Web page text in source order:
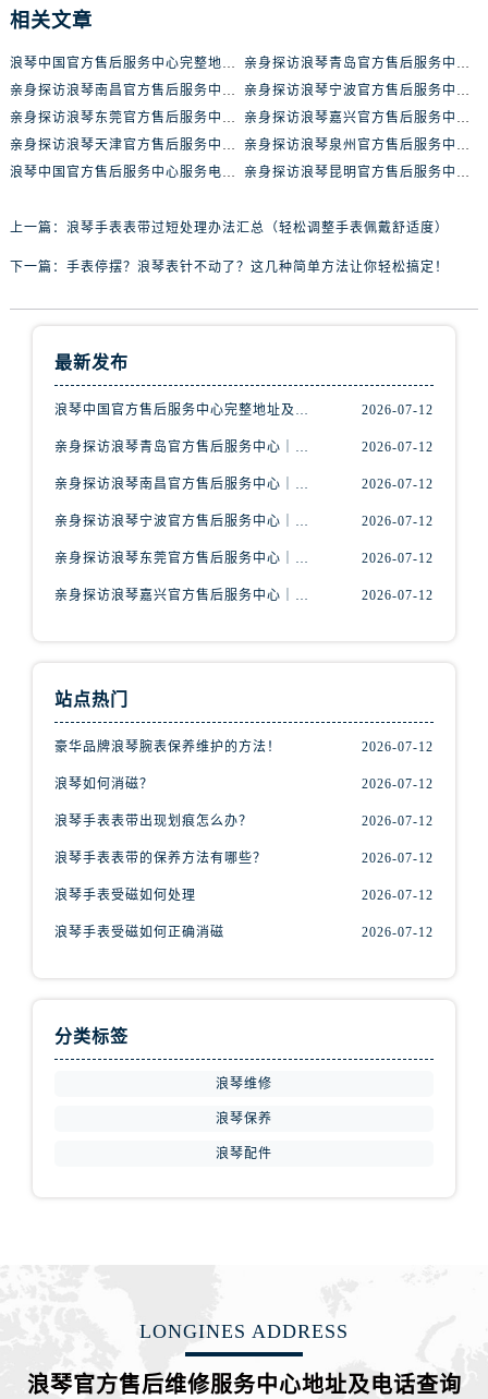
内蒙古自治区乌兰察布市集宁区恩和大街浪琴售后服务中心（需提前预约）
内蒙古自治区锡林郭勒盟市锡林浩特市光明街与额尔敦路交叉口浪琴售后服务中心（需提前预约）
山西省晋中市榆次区顺城街浪琴售后服务中心（需提前预约）
山西省朔州市朔城区怡西路与鄯阳西街交汇处浪琴售后服务中心（需提前预约）
江苏省淮安市清江浦区淮海北路浪琴售后服务中心（需提前预约）
江苏省盐城市盐都区世纪大道5号盐城金融城写字楼1号楼16层1604室浪琴售后服务中心（需提前预约）
相关文章
浪琴中国官方售后服务中心完整地址及热线实地考察报告+多信源验证（2026年7月最新）
亲身探访浪琴青岛官方售后服务中心｜最新电话及地址（2026年7月最新）
亲身探访浪琴南昌官方售后服务中心｜最新电话及地址（2026年7月最新）
亲身探访浪琴宁波官方售后服务中心｜网点地址及售后热线（2026年7月最新）
亲身探访浪琴东莞官方售后服务中心｜地址与联系电话（2026年7月最新）
亲身探访浪琴嘉兴官方售后服务中心｜热线电话与网点地址（2026年7月最新）
亲身探访浪琴天津官方售后服务中心｜详细地址与售后电话（2026年7月最新）
亲身探访浪琴泉州官方售后服务中心｜全新地址电话一览（2026年7月最新）
浪琴中国官方售后服务中心服务电话与网点地址实地考察报告_多信源验证（2026年7月最新）
亲身探访浪琴昆明官方售后服务中心｜最新地址与售后热线（2026年7月最新）
上一篇： 浪琴手表表带过短处理办法汇总（轻松调整手表佩戴舒适度）
下一篇： 手表停摆？浪琴表针不动了？这几种简单方法让你轻松搞定！
最新发布
浪琴中国官方售后服务中心完整地址及热线实地考察报告+多信源验证（2026年7月最新） 2026-07-12
亲身探访浪琴青岛官方售后服务中心｜最新电话及地址（2026年7月最新） 2026-07-12
亲身探访浪琴南昌官方售后服务中心｜最新电话及地址（2026年7月最新） 2026-07-12
亲身探访浪琴宁波官方售后服务中心｜网点地址及售后热线（2026年7月最新） 2026-07-12
亲身探访浪琴东莞官方售后服务中心｜地址与联系电话（2026年7月最新） 2026-07-12
亲身探访浪琴嘉兴官方售后服务中心｜热线电话与网点地址（2026年7月最新） 2026-07-12
站点热门
豪华品牌浪琴腕表保养维护的方法！ 2026-07-12
浪琴如何消磁？ 2026-07-12
浪琴手表表带出现划痕怎么办？ 2026-07-12
浪琴手表表带的保养方法有哪些？ 2026-07-12
浪琴手表受磁如何处理 2026-07-12
浪琴手表受磁如何正确消磁 2026-07-12
分类标签
浪琴维修
浪琴保养
浪琴配件
LONGINES ADDRESS
浪琴官方售后维修服务中心地址及电话查询